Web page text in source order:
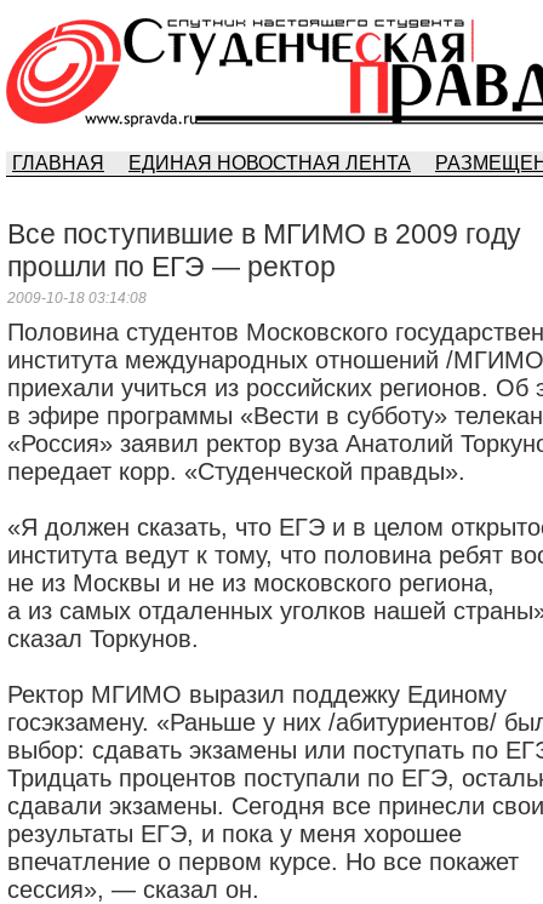
ГЛАВНАЯ ЕДИНАЯ НОВОСТНАЯ ЛЕНТА
Все поступившие в МГИМО в 2009 году
прошли по ЕГЭ — ректор
2009-10-18 03:14:08
Половина студентов Московского
института международных отношений /
приехали учиться из российских регионов. Об
в эфире программы «Вести в субботу»
«Россия» заявил ректор вуза Анатолий
передает корр. «Студенческой правды».
«Я должен сказать, что ЕГЭ и в целом
института ведут к тому, что половина ребят
не из Москвы и не из московского региона,
а из самых отдаленных уголков нашей
сказал Торкунов.
Ректор МГИМО выразил поддежку Единому
госэкзамену. «Раньше у них /абитуриентов/
выбор: сдавать экзамены или поступать по
Тридцать процентов поступали по ЕГЭ,
сдавали экзамены. Сегодня все принесли свои
результаты ЕГЭ, и пока у меня хорошее
впечатление о первом курсе. Но все покажет
сессия», — сказал он.